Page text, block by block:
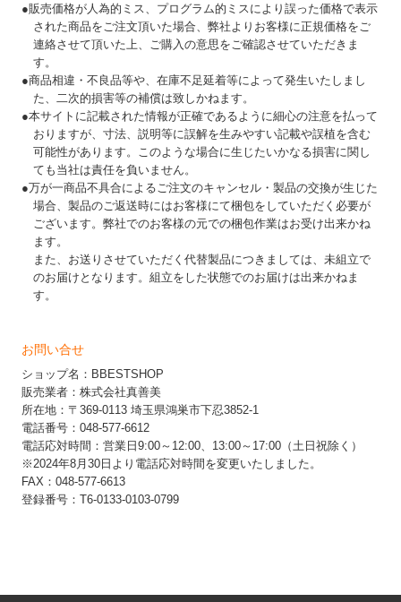
●販売価格が人為的ミス、プログラム的ミスにより誤った価格で表示
された商品をご注文頂いた場合、弊社よりお客様に正規価格をご
連絡させて頂いた上、ご購入の意思をご確認させていただきま
す。
●商品相違・不良品等や、在庫不足延着等によって発生いたしまし
た、二次的損害等の補償は致しかねます。
●本サイトに記載された情報が正確であるように細心の注意を払って
おりますが、寸法、説明等に誤解を生みやすい記載や誤植を含む
可能性があります。このような場合に生じたいかなる損害に関し
ても当社は責任を負いません。
●万が一商品不具合によるご注文のキャンセル・製品の交換が生じた
場合、製品のご返送時にはお客様にて梱包をしていただく必要が
ございます。弊社でのお客様の元での梱包作業はお受け出来かね
ます。
また、お送りさせていただく代替製品につきましては、未組立で
のお届けとなります。組立をした状態でのお届けは出来かねま
す。
お問い合せ
ショップ名：BBESTSHOP
販売業者：株式会社真善美
所在地：〒369-0113 埼玉県鴻巣市下忍3852-1
電話番号：048-577-6612
電話応対時間：営業日9:00～12:00、13:00～17:00（土日祝除く）
※2024年8月30日より電話応対時間を変更いたしました。
FAX：048-577-6613
登録番号：T6-0133-0103-0799